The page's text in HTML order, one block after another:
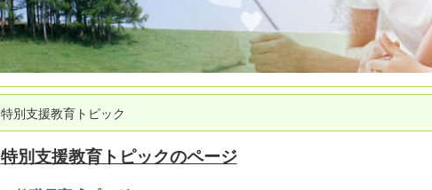
特別支援教育トピック
特別支援教育トピックのページ